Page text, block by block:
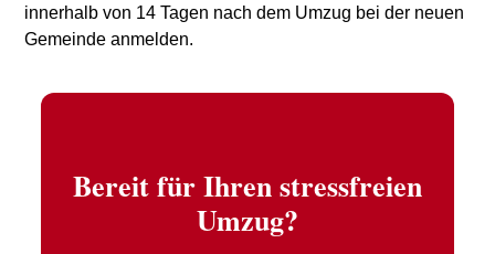
innerhalb von 14 Tagen nach dem Umzug bei der neuen
Gemeinde anmelden.
Bereit für Ihren stressfreien
Umzug?